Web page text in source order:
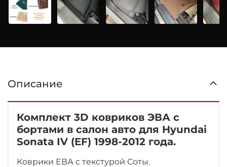
Описание
Комплект 3D ковриков ЭВА с
бортами в салон авто для Hyundai
Sonata IV (EF) 1998-2012 года.
Коврики ЕВА с текстурой Соты.